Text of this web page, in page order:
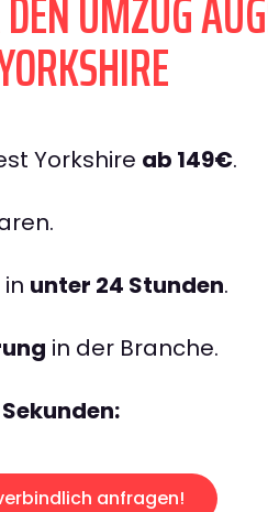
Yorkshire ab 149€.
unter 24 Stunden.
in der Branche.
anfragen!